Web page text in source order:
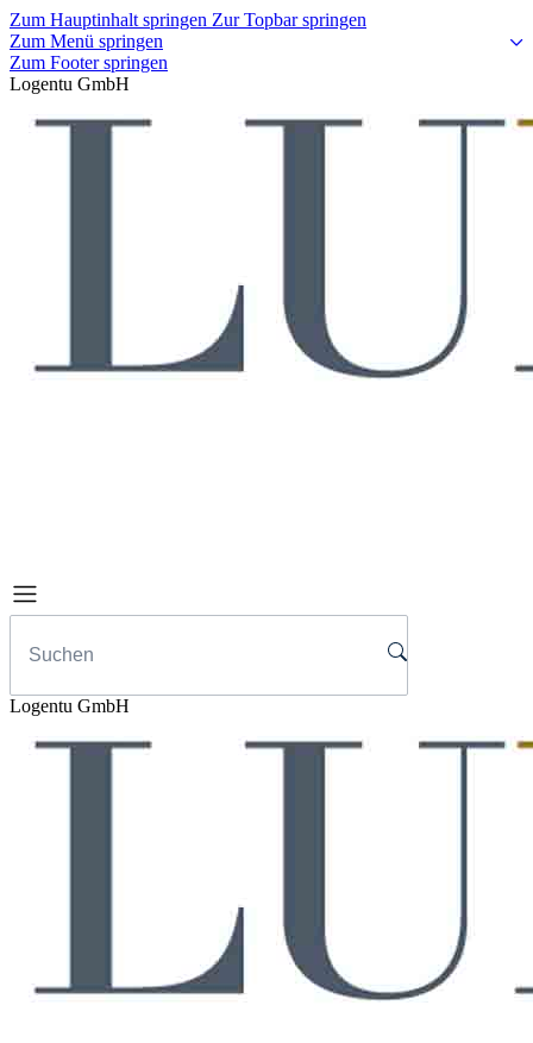
Zum Hauptinhalt springen Zur Topbar springen
Zum Menü springen
Zum Footer springen
Logentu GmbH
Logentu GmbH